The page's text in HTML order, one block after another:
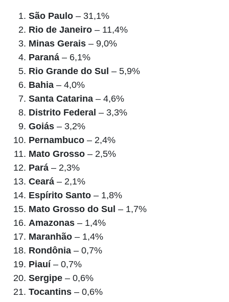
São Paulo – 31,1%
Rio de Janeiro – 11,4%
Minas Gerais – 9,0%
Paraná – 6,1%
Rio Grande do Sul – 5,9%
Bahia – 4,0%
Santa Catarina – 4,6%
Distrito Federal – 3,3%
Goiás – 3,2%
Pernambuco – 2,4%
Mato Grosso – 2,5%
Pará – 2,3%
Ceará – 2,1%
Espírito Santo – 1,8%
Mato Grosso do Sul – 1,7%
Amazonas – 1,4%
Maranhão – 1,4%
Rondônia – 0,7%
Piauí – 0,7%
Sergipe – 0,6%
Tocantins – 0,6%